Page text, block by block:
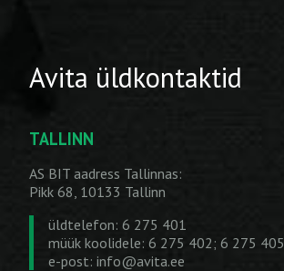
Avita üldkontaktid
TALLINN
AS BIT aadress Tallinnas:
Pikk 68, 10133 Tallinn
üldtelefon: 6 275 401
müük koolidele: 6 275 402; 6 275 405
e-post: info@avita.ee